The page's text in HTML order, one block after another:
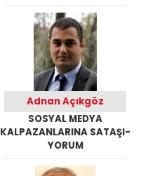
Adnan Açıkgöz
SOSYAL MEDYA
KALPAZANLARINA SATAŞI-
YORUM